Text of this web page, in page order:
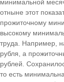
минимальной
отныне этот
прожиточному
высокому
труда. Например,
рубля, а
рублей.
то есть